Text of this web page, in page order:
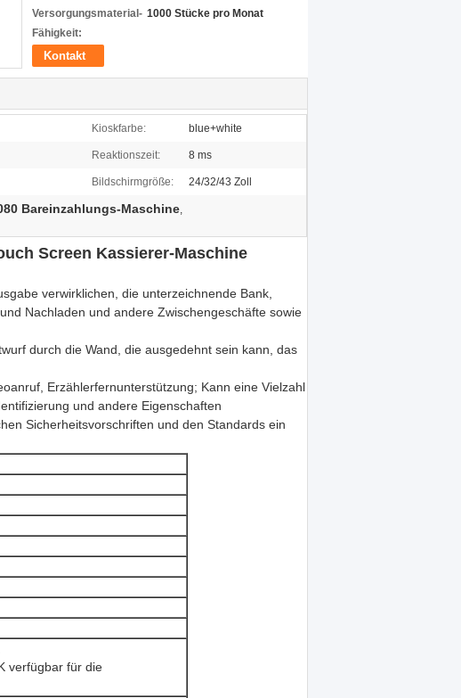
Versorgungsmaterial-
Fähigkeit:
1000 Stücke pro Monat
Kontakt
Kioskfarbe: blue+white
Reaktionszeit: 8 ms
Bildschirmgröße: 24/32/43 Zoll
Bareinzahlungs-Maschine,
Screen Kassierer-Maschine
verwirklichen, die unterzeichnende Bank,
Nachladen und andere Zwischengeschäfte sowie
durch die Wand, die ausgedehnt sein kann, das
Erzählerfernunterstützung; Kann eine Vielzahl
und andere Eigenschaften
Sicherheitsvorschriften und den Standards ein
verfügbar für die